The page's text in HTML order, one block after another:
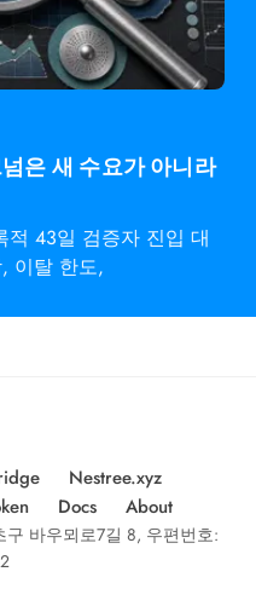
은 새 수요가 아니라
적 43일 검증자 진입 대
이탈 한도,
Nestree.xyz
Docs About
바우뫼로7길 8, 우편번호: